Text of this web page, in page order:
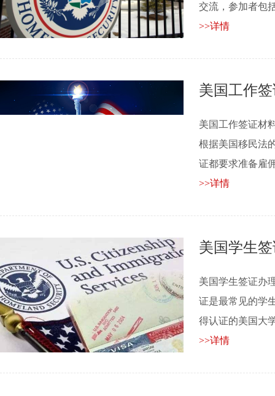
交流，参加者包
>>详情
美国工作
美国工作签证材
根据美国移民法
证都要求准备雇
>>详情
美国学生
美国学生签证办
证是最常见的学
得认证的美国大
>>详情